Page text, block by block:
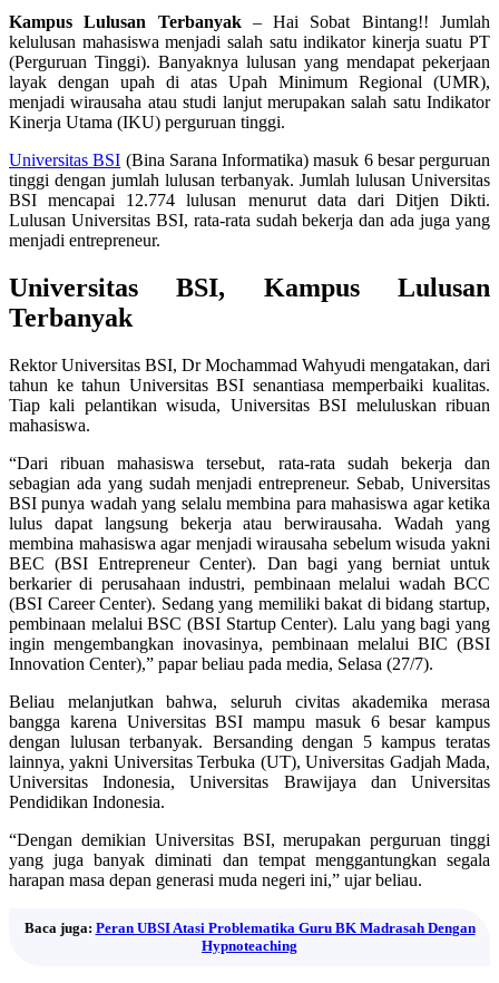
Kampus Lulusan Terbanyak– Hai Sobat Bintang!! Jumlah
kelulusan mahasiswa menjadi salah satu indikator kinerja suatu PT
(Perguruan Tinggi). Banyaknya lulusan yang mendapat pekerjaan
layak dengan upah di atas Upah Minimum Regional (UMR),
menjadi wirausaha atau studi lanjut merupakan salah satu Indikator
Kinerja Utama (IKU) perguruan tinggi.
Universitas BSI (Bina Sarana Informatika) masuk 6 besar perguruan
tinggi dengan jumlah lulusan terbanyak. Jumlah lulusan Universitas
BSI mencapai 12.774 lulusan menurut data dari Ditjen Dikti.
Lulusan Universitas BSI, rata-rata sudah bekerja dan ada juga yang
menjadi entrepreneur.
Universitas BSI, Kampus Lulusan
Terbanyak
Rektor Universitas BSI, Dr Mochammad Wahyudi mengatakan, dari
tahun ke tahun Universitas BSI senantiasa memperbaiki kualitas.
Tiap kali pelantikan wisuda, Universitas BSI meluluskan ribuan
mahasiswa.
“Dari ribuan mahasiswa tersebut, rata-rata sudah bekerja dan
sebagian ada yang sudah menjadi entrepreneur. Sebab, Universitas
BSI punya wadah yang selalu membina para mahasiswa agar ketika
lulus dapat langsung bekerja atau berwirausaha. Wadah yang
membina mahasiswa agar menjadi wirausaha sebelum wisuda yakni
BEC (BSI Entrepreneur Center). Dan bagi yang berniat untuk
berkarier di perusahaan industri, pembinaan melalui wadah BCC
(BSI Career Center). Sedang yang memiliki bakat di bidang startup,
pembinaan melalui BSC (BSI Startup Center). Lalu yang bagi yang
ingin mengembangkan inovasinya, pembinaan melalui BIC (BSI
Innovation Center),” papar beliau pada media, Selasa (27/7).
Beliau melanjutkan bahwa, seluruh civitas akademika merasa
bangga karena Universitas BSI mampu masuk 6 besar kampus
dengan lulusan terbanyak. Bersanding dengan 5 kampus teratas
lainnya, yakni Universitas Terbuka (UT), Universitas Gadjah Mada,
Universitas Indonesia, Universitas Brawijaya dan Universitas
Pendidikan Indonesia.
“Dengan demikian Universitas BSI, merupakan perguruan tinggi
yang juga banyak diminati dan tempat menggantungkan segala
harapan masa depan generasi muda negeri ini,” ujar beliau.
Baca juga: Peran UBSI Atasi Problematika Guru BK Madrasah Dengan
Hypnoteaching